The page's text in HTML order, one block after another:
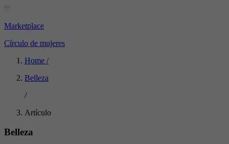
Marketplace
Círculo de mujeres
Home /
Belleza
/
Artículo
Belleza